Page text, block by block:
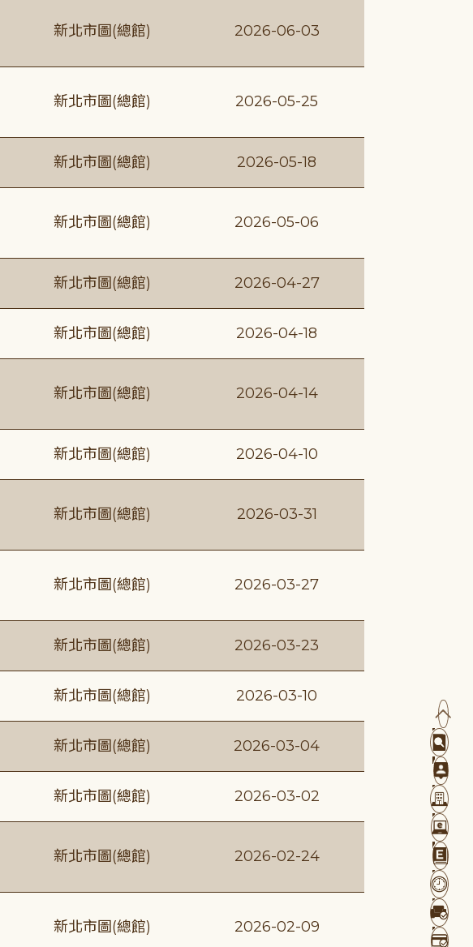
新北市圖(總館) 2026-06-03
新北市圖(總館) 2026-05-25
新北市圖(總館) 2026-05-18
新北市圖(總館) 2026-05-06
新北市圖(總館) 2026-04-27
新北市圖(總館) 2026-04-18
新北市圖(總館) 2026-04-14
新北市圖(總館) 2026-04-10
新北市圖(總館) 2026-03-31
新北市圖(總館) 2026-03-27
新北市圖(總館) 2026-03-23
新北市圖(總館) 2026-03-10
新北市圖(總館) 2026-03-04
新北市圖(總館) 2026-03-02
新北市圖(總館) 2026-02-24
新北市圖(總館) 2026-02-09